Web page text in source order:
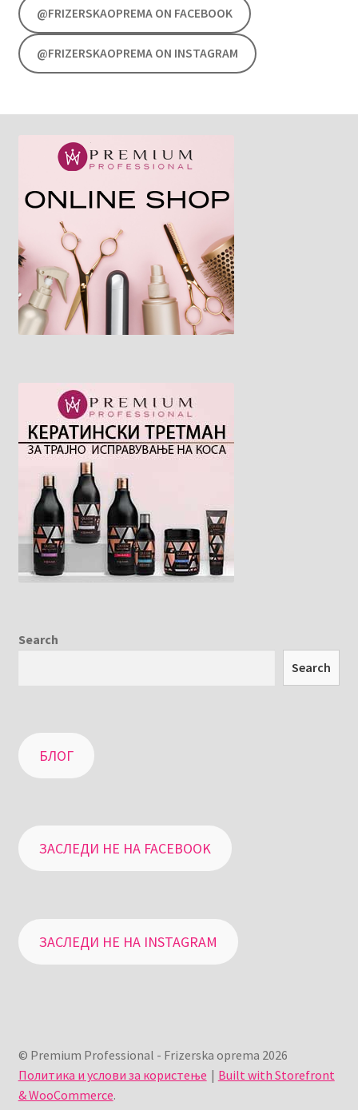
@FRIZERSKAOPREMA ON FACEBOOK
@FRIZERSKAOPREMA ON INSTAGRAM
Search
Search
БЛОГ
ЗАСЛЕДИ НЕ НА FACEBOOK
ЗАСЛЕДИ НЕ НА INSTAGRAM
© Premium Professional - Frizerska oprema 2026
Политика и услови за користење
Built with Storefront
& WooCommerce.